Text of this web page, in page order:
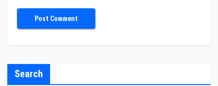
Search